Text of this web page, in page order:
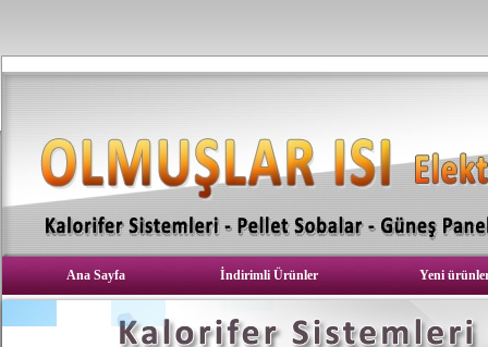
Ana Sayfa İndirimli Ürünler Yeni